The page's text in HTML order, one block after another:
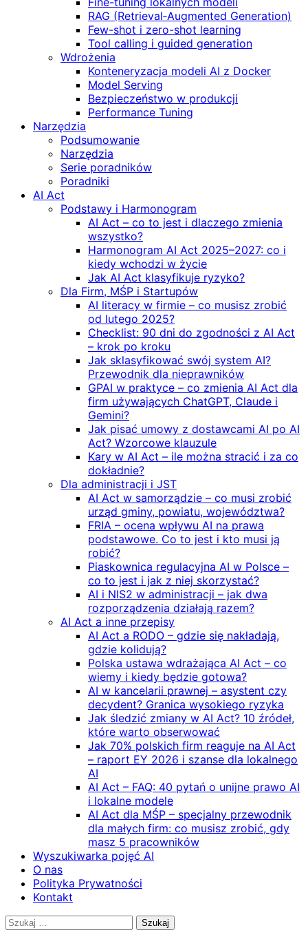
RAG (Retrieval‑Augmented Generation)
Few-shot i zero-shot learning
Tool calling i guided generation
Wdrożenia
Konteneryzacja modeli AI z Docker
Model Serving
Bezpieczeństwo w produkcji
Performance Tuning
Narzędzia
Podsumowanie
Narzędzia
Serie poradników
Poradniki
AI Act
Podstawy i Harmonogram
AI Act – co to jest i dlaczego zmienia
wszystko?
Harmonogram AI Act 2025–2027: co i
kiedy wchodzi w życie
Jak AI Act klasyfikuje ryzyko?
Dla Firm, MŚP i Startupów
AI literacy w firmie – co musisz zrobić
od lutego 2025?
Checklist: 90 dni do zgodności z AI Act
– krok po kroku
Jak sklasyfikować swój system AI?
Przewodnik dla nieprawników
GPAI w praktyce – co zmienia AI Act dla
firm używających ChatGPT, Claude i
Gemini?
Jak pisać umowy z dostawcami AI po AI
Act? Wzorcowe klauzule
Kary w AI Act – ile można stracić i za co
dokładnie?
Dla administracji i JST
AI Act w samorządzie – co musi zrobić
urząd gminy, powiatu, województwa?
FRIA – ocena wpływu AI na prawa
podstawowe. Co to jest i kto musi ją
robić?
Piaskownica regulacyjna AI w Polsce –
co to jest i jak z niej skorzystać?
AI i NIS2 w administracji – jak dwa
rozporządzenia działają razem?
AI Act a inne przepisy
AI Act a RODO – gdzie się nakładają,
gdzie kolidują?
Polska ustawa wdrażająca AI Act – co
wiemy i kiedy będzie gotowa?
AI w kancelarii prawnej – asystent czy
decydent? Granica wysokiego ryzyka
Jak śledzić zmiany w AI Act? 10 źródeł,
które warto obserwować
Jak 70% polskich firm reaguje na AI Act
– raport EY 2026 i szanse dla lokalnego
AI
AI Act – FAQ: 40 pytań o unijne prawo AI
i lokalne modele
AI Act dla MŚP – specjalny przewodnik
dla małych firm: co musisz zrobić, gdy
masz 5 pracowników
Wyszukiwarka pojęć AI
O nas
Polityka Prywatności
Kontakt
Szukaj: